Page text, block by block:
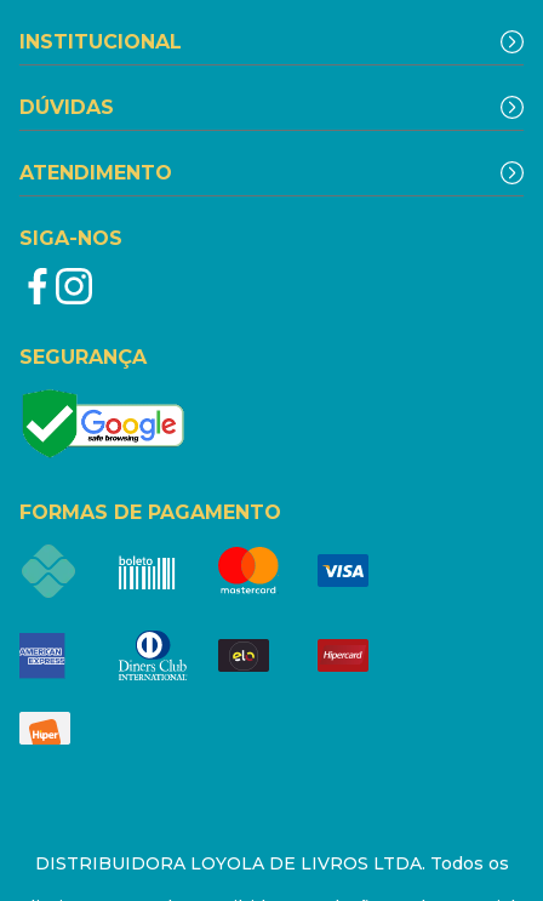
INSTITUCIONAL
DÚVIDAS
ATENDIMENTO
SIGA-NOS
SEGURANÇA
FORMAS DE PAGAMENTO
DISTRIBUIDORA LOYOLA DE LIVROS LTDA. Todos os